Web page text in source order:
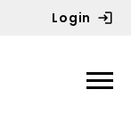
Login